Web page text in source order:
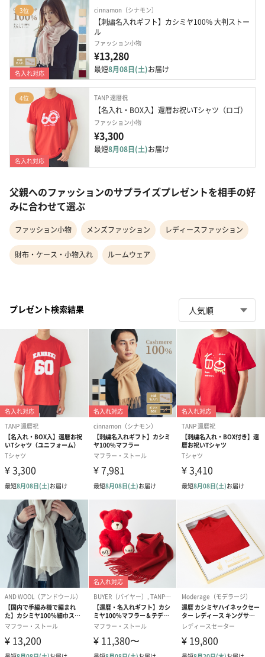
3位
名入れ対応
cinnamon（シナモン）
【刺繍名入れギフト】カシミヤ100% 大判ストー
ル
ファッション小物
¥13,280
最短8月08日(土)お届け
4位
名入れ対応
TANP 還暦祝
【名入れ・BOX入】還暦お祝いTシャツ（ロゴ）
ファッション小物
¥3,300
最短8月08日(土)お届け
父親へのファッションのサプライズプレゼントを相手の好
みに合わせて選ぶ
ファッション小物 メンズファッション レディースファッション
財布・ケース・小物入れ ルームウェア
プレゼント検索結果